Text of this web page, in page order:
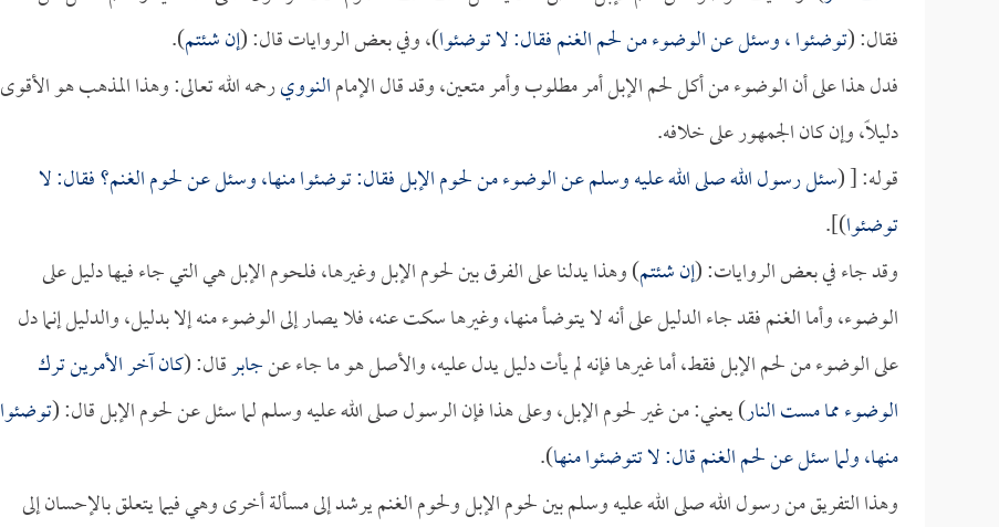
فقال: (توضئوا ، وسئل عن الوضوء من لحم الغنم فقال: لا توضئوا)، وفي بعض الروايات قال: (إن شئتم).
فدل هذا على أن الوضوء من أكل لحم الإبل أمر مطلوب وأمر متعين، وقد قال الإمامالنوويرحمه الله تعالى: وهذا المذهب هو الأقوى
دليلاً، وإن كان الجمهور على خلافه.
قوله: [ (سئل رسول الله صلى الله عليه وسلم عن الوضوء من لحوم الإبل فقال: توضئوا منها، وسئل عن لحوم الغنم؟ فقال: لا
توضئوا)].
وقد جاء في بعض الروايات: (إن شئتم) وهذا يدلنا على الفرق بين لحوم الإبل وغيرها، فلحوم الإبل هي التي جاء فيها دليل على
الوضوء، وأما الغنم فقد جاء الدليل على أنه لا يتوضأ منها، وغيرها سكت عنه، فلا يصار إلى الوضوء منه إلا بدليل، والدليل إنما دل
على الوضوء من لحم الإبل فقط، أما غيرها فإنه لم يأت دليل يدل عليه، والأصل هو ما جاء عنجابرقال: (كان آخر الأمرين ترك
الوضوء مما مست النار) يعني: من غير لحوم الإبل، وعلى هذا فإن الرسول صلى الله عليه وسلم لما سئل عن لحوم الإبل قال: (توضئوا
منها، ولما سئل عن لحم الغنم قال: لا تتوضئوا منها).
وهذا التفريق من رسول الله صلى الله عليه وسلم بين لحوم الإبل ولحوم الغنم يرشد إلى مسألة أخرى وهي فيما يتعلق بالإحسان إلى